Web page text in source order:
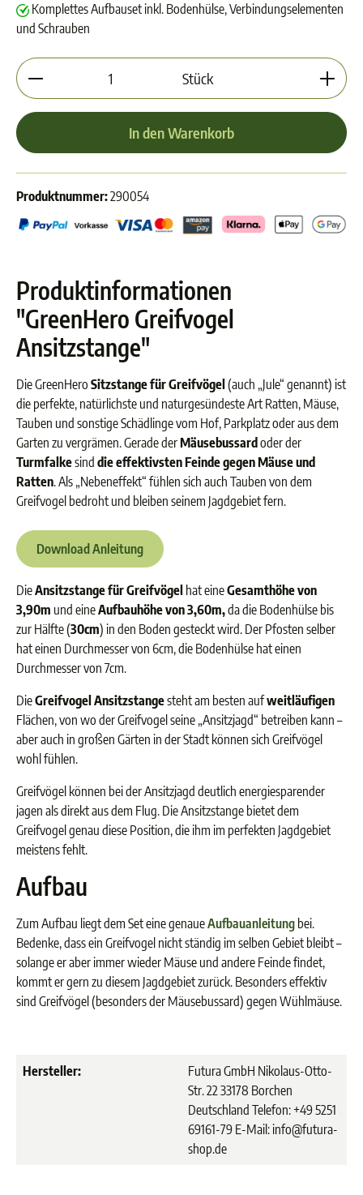
Komplettes Aufbauset inkl. Bodenhülse, Verbindungselementen
und Schrauben
Produkt Anzahl: Gib den gewünschten Wert ein
Stück
In den Warenkorb
Produktnummer:290054
Produktinformationen
"GreenHero Greifvogel
Ansitzstange"
Die GreenHero Sitzstange für Greifvögel (auch „Jule“ genannt) ist
die perfekte, natürlichste und naturgesündeste Art Ratten, Mäuse,
Tauben und sonstige Schädlinge vom Hof, Parkplatz oder aus dem
Garten zu vergrämen. Gerade der Mäusebussard oder der
Turmfalkesind die effektivsten Feinde gegen Mäuse und
Ratten. Als „Nebeneffekt“ fühlen sich auch Tauben von dem
Greifvogel bedroht und bleiben seinem Jagdgebiet fern.
Download Anleitung
DieAnsitzstange für Greifvögel hat eineGesamthöhe von
3,90m und eineAufbauhöhe von 3,60m,da die Bodenhülse bis
zur Hälfte (30cm) in den Boden gesteckt wird. Der Pfosten selber
hat einen Durchmesser von 6cm, die Bodenhülse hat einen
Durchmesser von 7cm.
DieGreifvogel Ansitzstangesteht am besten aufweitläufigen
Flächen, von wo der Greifvogel seine „Ansitzjagd“ betreiben kann –
aber auch in großen Gärten in der Stadt können sich Greifvögel
wohl fühlen.
Greifvögel können bei der Ansitzjagd deutlich energiesparender
jagen als direkt aus dem Flug. Die Ansitzstange bietet dem
Greifvogel genau diese Position, die ihm im perfekten Jagdgebiet
meistens fehlt.
Aufbau
Zum Aufbau liegt dem Set eine genaueAufbauanleitung bei.
Bedenke, dass ein Greifvogel nicht ständig im selben Gebiet bleibt –
solange er aber immer wieder Mäuse und andere Feinde findet,
kommt er gern zu diesem Jagdgebiet zurück. Besonders effektiv
sind Greifvögel (besonders der Mäusebussard) gegen Wühlmäuse.
Hersteller:
Futura GmbH Nikolaus-Otto-
Str. 22 33178 Borchen
Deutschland Telefon: +49 5251
69161-79 E-Mail: info@futura-
shop.de